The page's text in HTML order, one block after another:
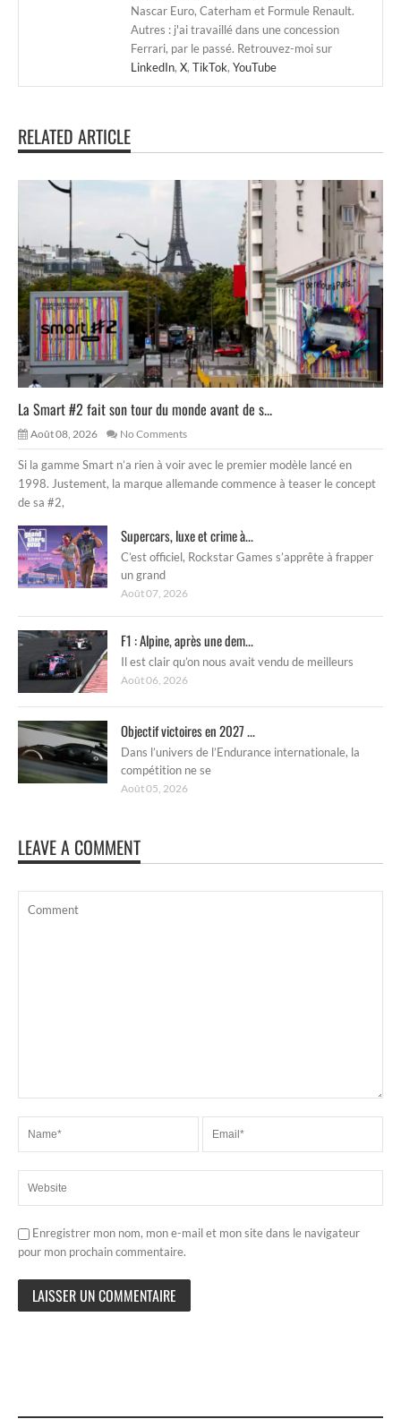
Nascar Euro, Caterham et Formule Renault.
Autres : j'ai travaillé dans une concession
Ferrari, par le passé. Retrouvez-moi sur
LinkedIn, X, TikTok, YouTube
RELATED ARTICLE
La Smart #2 fait son tour du monde avant de s...
Août 08, 2026 No Comments
Si la gamme Smart n’a rien à voir avec le premier modèle lancé en
1998. Justement, la marque allemande commence à teaser le concept
de sa #2,
Supercars, luxe et crime à...
C’est officiel, Rockstar Games s’apprête à frapper
un grand
Août 07, 2026
F1 : Alpine, après une dem...
Il est clair qu’on nous avait vendu de meilleurs
Août 06, 2026
Objectif victoires en 2027 ...
Dans l’univers de l’Endurance internationale, la
compétition ne se
Août 05, 2026
LEAVE A COMMENT
Enregistrer mon nom, mon e-mail et mon site dans le navigateur
pour mon prochain commentaire.